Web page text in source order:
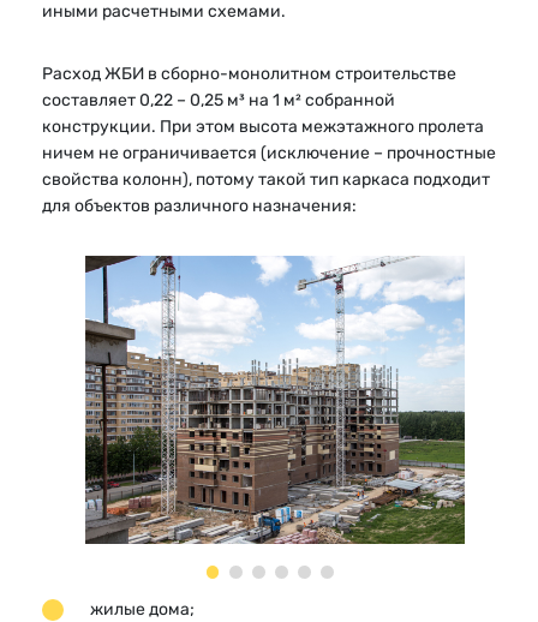
иными расчетными схемами.
Расход ЖБИ в сборно-монолитном строительстве
составляет 0,22 – 0,25 м³ на 1 м² собранной
конструкции. При этом высота межэтажного пролета
ничем не ограничивается (исключение – прочностные
свойства колонн), потому такой тип каркаса подходит
для объектов различного назначения:
жилые дома;